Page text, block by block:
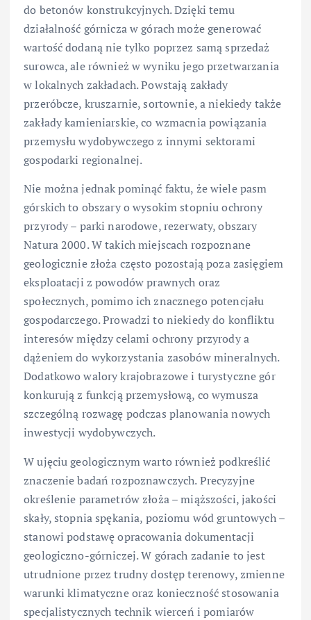
do betonów konstrukcyjnych. Dzięki temu
działalność górnicza w górach może generować
wartość dodaną nie tylko poprzez samą sprzedaż
surowca, ale również w wyniku jego przetwarzania
w lokalnych zakładach. Powstają zakłady
przeróbcze, kruszarnie, sortownie, a niekiedy także
zakłady kamieniarskie, co wzmacnia powiązania
przemysłu wydobywczego z innymi sektorami
gospodarki regionalnej.
Nie można jednak pominąć faktu, że wiele pasm
górskich to obszary o wysokim stopniu ochrony
przyrody – parki narodowe, rezerwaty, obszary
Natura 2000. W takich miejscach rozpoznane
geologicznie złoża często pozostają poza zasięgiem
eksploatacji z powodów prawnych oraz
społecznych, pomimo ich znacznego potencjału
gospodarczego. Prowadzi to niekiedy do konfliktu
interesów między celami ochrony przyrody a
dążeniem do wykorzystania zasobów mineralnych.
Dodatkowo walory krajobrazowe i turystyczne gór
konkurują z funkcją przemysłową, co wymusza
szczególną rozwagę podczas planowania nowych
inwestycji wydobywczych.
W ujęciu geologicznym warto również podkreślić
znaczenie badań rozpoznawczych. Precyzyjne
określenie parametrów złoża – miąższości, jakości
skały, stopnia spękania, poziomu wód gruntowych –
stanowi podstawę opracowania dokumentacji
geologiczno-górniczej. W górach zadanie to jest
utrudnione przez trudny dostęp terenowy, zmienne
warunki klimatyczne oraz konieczność stosowania
specjalistycznych technik wierceń i pomiarów